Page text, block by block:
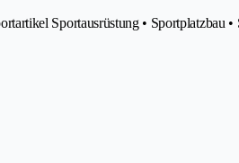
Sportausrüstung • Sportplatzbau •